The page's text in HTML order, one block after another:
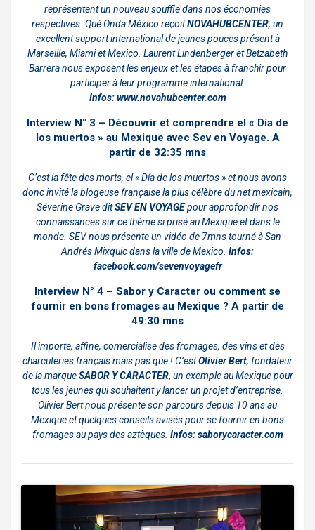
représentent un nouveau souffle dans nos économies
respectives. Qué Onda México reçoitNOVAHUBCENTER, un
excellent support international de jeunes pouces présent à
Marseille, Miami et Mexico. Laurent Lindenberger et Betzabeth
Barrera nous exposent les enjeux et les étapes à franchir pour
participer à leur programme international.
Infos:www.novahubcenter.com
Interview N° 3 – Découvrir et comprendre el « Día de
los muertos » au Mexique avec Sev en Voyage. A
partir de 32:35 mns
C’est la fête des morts, el « Día de los muertos » et nous avons
donc invité la blogeuse française la plus célèbre du net mexicain,
Séverine Grave ditSEV EN VOYAGEpour approfondir nos
connaissances sur ce thème si prisé au Mexique et dans le
monde. SEV nous présente un vidéo de 7mns tourné à San
Andrés Mixquic dans la ville de Mexico. Infos:
facebook.com/sevenvoyagefr
Interview N° 4 – Sabor y Caracter ou comment se
fournir en bons fromages au Mexique ? A partir de
49:30 mns
Il importe, affine, comercialise des fromages, des vins et des
charcuteries français mais pas que ! C’estOlivier Bert, fondateur
de la marqueSABOR Y CARACTER, un exemple au Mexique pour
tous les jeunes qui souhaitent y lancer un projet d’entreprise.
Olivier Bert nous présente son parcours depuis 10 ans au
Mexique et quelques conseils avisés pour se fournir en bons
fromages au pays des aztèques. Infos:saborycaracter.com